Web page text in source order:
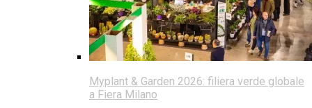
Myplant & Garden 2026: filiera verde globale
a Fiera Milano